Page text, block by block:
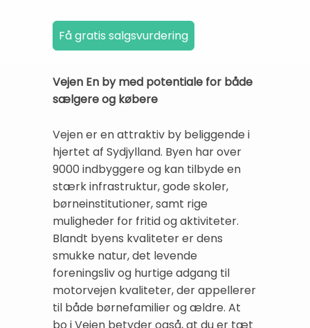
Vejen En by med potentiale for både
sælgere og købere
Vejen er en attraktiv by beliggende i
hjertet af Sydjylland. Byen har over
9000 indbyggere og kan tilbyde en
stærk infrastruktur, gode skoler,
børneinstitutioner, samt rige
muligheder for fritid og aktiviteter.
Blandt byens kvaliteter er dens
smukke natur, det levende
foreningsliv og hurtige adgang til
motorvejen kvaliteter, der appellerer
til både børnefamilier og ældre. At